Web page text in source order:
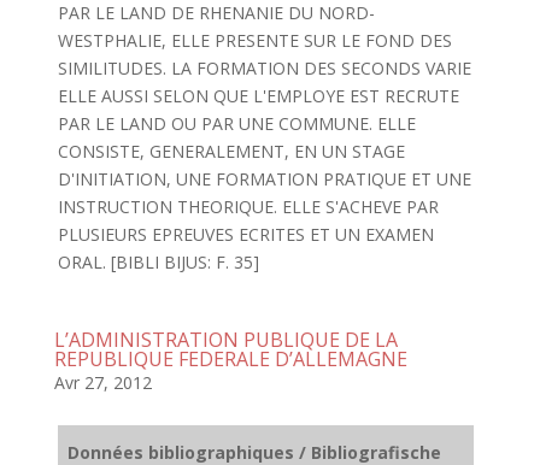
PAR LE LAND DE RHENANIE DU NORD-
WESTPHALIE, ELLE PRESENTE SUR LE FOND DES
SIMILITUDES. LA FORMATION DES SECONDS VARIE
ELLE AUSSI SELON QUE L'EMPLOYE EST RECRUTE
PAR LE LAND OU PAR UNE COMMUNE. ELLE
CONSISTE, GENERALEMENT, EN UN STAGE
D'INITIATION, UNE FORMATION PRATIQUE ET UNE
INSTRUCTION THEORIQUE. ELLE S'ACHEVE PAR
PLUSIEURS EPREUVES ECRITES ET UN EXAMEN
ORAL. [BIBLI BIJUS: F. 35]
L’ADMINISTRATION PUBLIQUE DE LA
REPUBLIQUE FEDERALE D’ALLEMAGNE
Avr 27, 2012
Données bibliographiques / Bibliografische